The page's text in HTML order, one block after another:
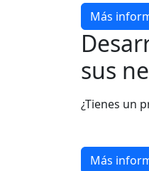
Más
sus
¿Tienes un
Más